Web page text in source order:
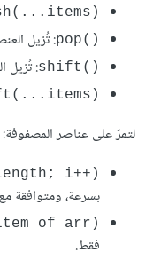
pop()‎: تُزيل
shift()‎: تُزيل
لتمرّ على عناصر المصفوفة:
i++)‎
بسرعة، ومتوافقة
of arr)‎
فقط.